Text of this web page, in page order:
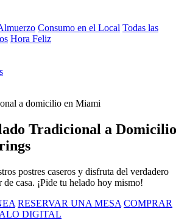
Consumo en el Local Todas las
Hora Feliz
a domicilio en Miami
Tradicional a Domicilio
postres caseros y disfruta del verdadero
casa. ¡Pide tu helado hoy mismo!
RESERVAR UNA MESA COMPRAR
DIGITAL